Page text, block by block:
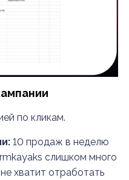
по кликам.
10 продаж в неделю
слишком много
хватит отработать